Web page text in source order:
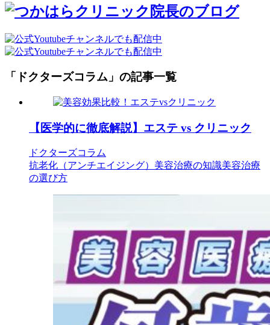
「ドクターズコラム」の記事一覧
【医学的に徹底解説】エステ vs クリニック
ドクターズコラム
抗老化（アンチエイジング） 美容治療の知識美容治療
の選び方